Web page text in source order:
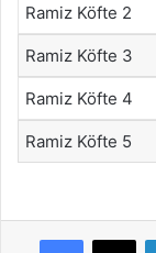
Ramiz Köfte 2
Ramiz Köfte 3
Ramiz Köfte 4
Ramiz Köfte 5
Facebook
X